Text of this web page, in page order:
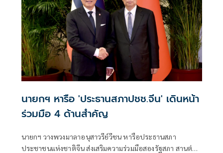
นายกฯ หารือ 'ประธานสภาปชช.จีน' เดินหน้า
ร่วมมือ 4 ด้านสำคัญ
นายกฯ วางพวงมาลาอนุสาวรีย์วีชน หารือประธานสภา
ประชาชนแห่งชาติจีน ส่งเสริมความร่วมมือสองรัฐสภา สานต่อ